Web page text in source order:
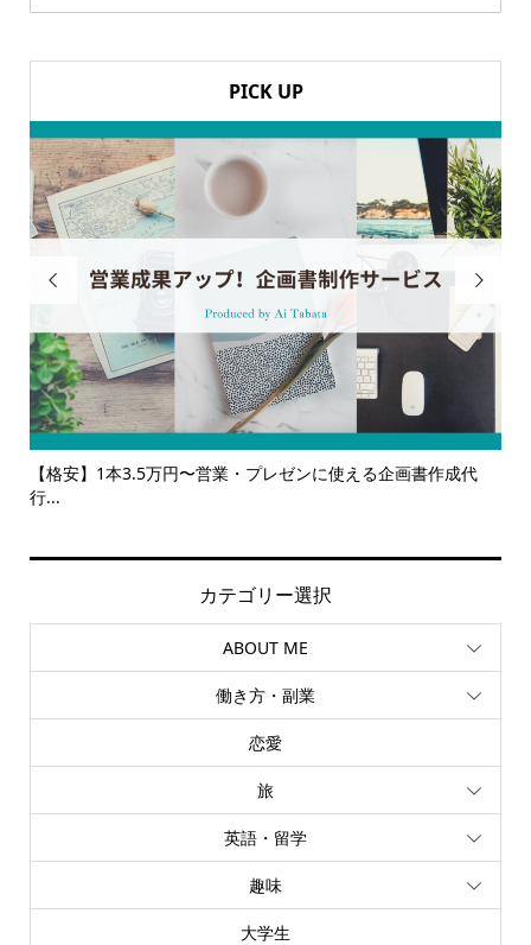
PICK UP

画書作成代
【サービス一覧】広報・企画・デザインの単発依頼か

カテゴリー選択
ABOUT ME
働き方・副業
恋愛
旅
英語・留学
趣味
大学生